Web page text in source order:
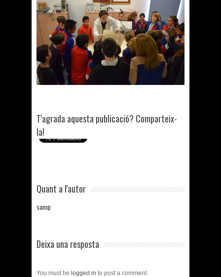
T'agrada aquesta publicació? Comparteix-
la!
Quant a l'autor
samp
Deixa una resposta
You must be logged in to post a comment.